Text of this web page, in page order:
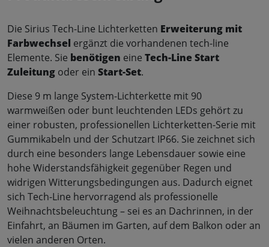
Die Sirius Tech-Line Lichterketten Erweiterung mit
Farbwechsel ergänzt die vorhandenen tech-line
Elemente. Sie benötigen eine Tech-Line Start
Zuleitung oder ein Start-Set.
Diese 9 m lange System-Lichterkette mit 90
warmweißen oder bunt leuchtenden LEDs gehört zu
einer robusten, professionellen Lichterketten-Serie mit
Gummikabeln und der Schutzart IP66. Sie zeichnet sich
durch eine besonders lange Lebensdauer sowie eine
hohe Widerstandsfähigkeit gegenüber Regen und
widrigen Witterungsbedingungen aus. Dadurch eignet
sich Tech-Line hervorragend als professionelle
Weihnachtsbeleuchtung – sei es an Dachrinnen, in der
Einfahrt, an Bäumen im Garten, auf dem Balkon oder an
vielen anderen Orten.